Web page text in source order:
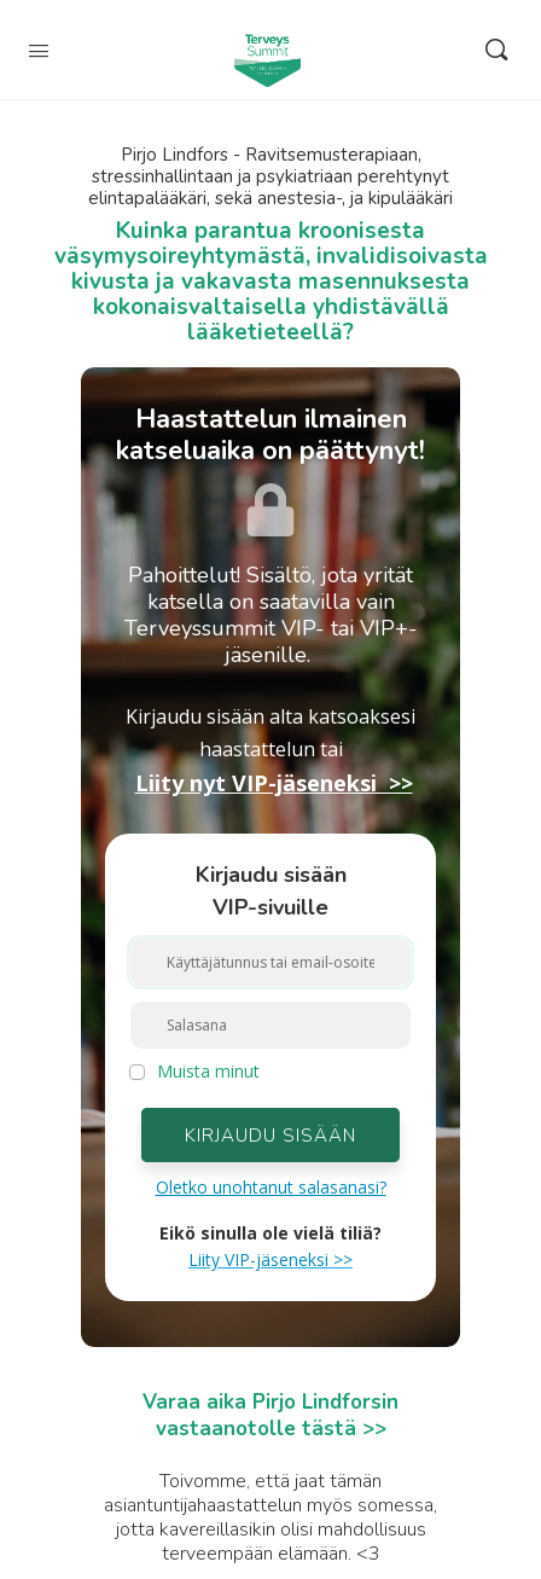
Pirjo Lindfors - Ravitsemusterapiaan,
stressinhallintaan ja psykiatriaan perehtynyt
elintapalääkäri, sekä anestesia-, ja kipulääkäri
Kuinka parantua kroonisesta
väsymysoireyhtymästä, invalidisoivasta
kivusta ja vakavasta masennuksesta
kokonaisvaltaisella yhdistävällä
lääketieteellä?
Haastattelun ilmainen
katseluaika on päättynyt!
Pahoittelut! Sisältö, jota yrität
katsella on saatavilla vain
Terveyssummit VIP- tai VIP+-
jäsenille.
Kirjaudu sisään alta katsoaksesi
haastatteluntai
Liity nyt VIP-jäseneksi >>
Kirjaudu sisään
VIP-sivuille
Muista minut
KIRJAUDU SISÄÄN
Oletko unohtanut salasanasi?
Eikö sinulla ole vielä tiliä?
Liity VIP-jäseneksi >>
Varaa aika Pirjo Lindforsin
vastaanotolle tästä >>
Toivomme, että jaat tämän
asiantuntijahaastattelun myös somessa,
jotta kavereillasikin olisi mahdollisuus
terveempään elämään. <3